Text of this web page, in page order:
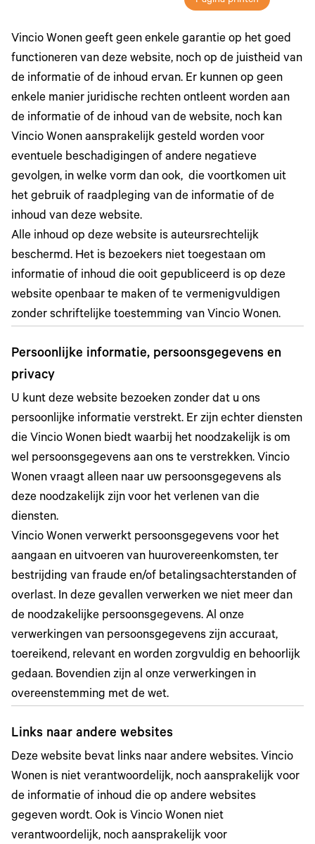
Vincio Wonen geeft geen enkele garantie op het goed
functioneren van deze website, noch op de juistheid van
de informatie of de inhoud ervan. Er kunnen op geen
enkele manier juridische rechten ontleent worden aan
de informatie of de inhoud van de website, noch kan
Vincio Wonen aansprakelijk gesteld worden voor
eventuele beschadigingen of andere negatieve
gevolgen, in welke vorm dan ook, die voortkomen uit
het gebruik of raadpleging van de informatie of de
inhoud van deze website.
Alle inhoud op deze website is auteursrechtelijk
beschermd. Het is bezoekers niet toegestaan om
informatie of inhoud die ooit gepubliceerd is op deze
website openbaar te maken of te vermenigvuldigen
zonder schriftelijke toestemming van Vincio Wonen.
Persoonlijke informatie, persoonsgegevens en
privacy
U kunt deze website bezoeken zonder dat u ons
persoonlijke informatie verstrekt. Er zijn echter diensten
die Vincio Wonen biedt waarbij het noodzakelijk is om
wel persoonsgegevens aan ons te verstrekken. Vincio
Wonen vraagt alleen naar uw persoonsgegevens als
deze noodzakelijk zijn voor het verlenen van die
diensten.
Vincio Wonen verwerkt persoonsgegevens voor het
aangaan en uitvoeren van huurovereenkomsten, ter
bestrijding van fraude en/of betalingsachterstanden of
overlast. In deze gevallen verwerken we niet meer dan
de noodzakelijke persoonsgegevens. Al onze
verwerkingen van persoonsgegevens zijn accuraat,
toereikend, relevant en worden zorgvuldig en behoorlijk
gedaan. Bovendien zijn al onze verwerkingen in
overeenstemming met de wet.
Links naar andere websites
Deze website bevat links naar andere websites. Vincio
Wonen is niet verantwoordelijk, noch aansprakelijk voor
de informatie of inhoud die op andere websites
gegeven wordt. Ook is Vincio Wonen niet
verantwoordelijk, noch aansprakelijk voor